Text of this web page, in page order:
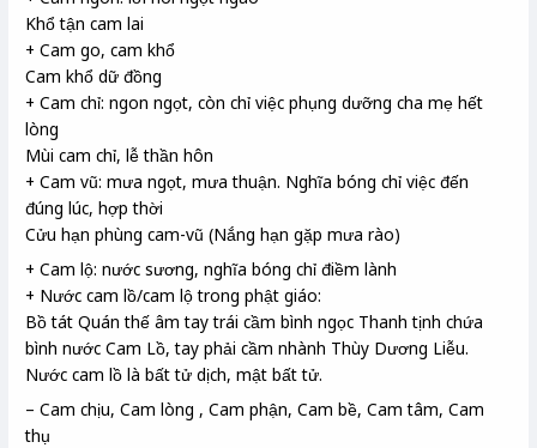
Khổ tận cam lai
+ Cam go, cam khổ
Cam khổ dữ đồng
+ Cam chỉ: ngon ngọt, còn chỉ việc phụng dưỡng cha mẹ hết
lòng
Mùi cam chỉ, lễ thần hôn
+ Cam vũ: mưa ngọt, mưa thuận. Nghĩa bóng chỉ việc đến
đúng lúc, hợp thời
Cửu hạn phùng cam-vũ (Nắng hạn gặp mưa rào)
+ Cam lộ: nước sương, nghĩa bóng chỉ điềm lành
+ Nước cam lồ/cam lộ trong phật giáo:
Bồ tát Quán thế âm tay trái cầm bình ngọc Thanh tịnh chứa
bình nước Cam Lồ, tay phải cầm nhành Thùy Dương Liễu.
Nước cam lồ là bất tử dịch, mật bất tử.
– Cam chịu, Cam lòng , Cam phận, Cam bề, Cam tâm, Cam
thụ